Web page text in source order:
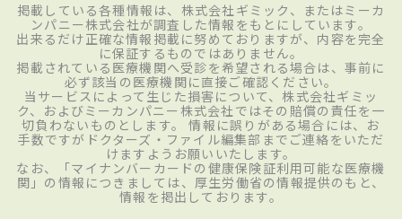
掲載している各種情報は、株式会社ギミック、またはミーカ
ンパニー株式会社が調査した情報をもとにしています。
出来るだけ正確な情報掲載に努めておりますが、内容を完全
に保証するものではありません。
掲載されている医療機関へ受診を希望される場合は、事前に
必ず該当の医療機関に直接ご確認ください。
当サービスによって生じた損害について、株式会社ギミッ
ク、およびミーカンパニー株式会社ではその賠償の責任を一
切負わないものとします。 情報に誤りがある場合には、お
手数ですがドクターズ・ファイル編集部までご連絡をいただ
けますようお願いいたします。
なお、「マイナンバーカードの健康保険証利用可能な医療機
関」の情報につきましては、厚生労働省の情報提供のもと、
情報を掲出しております。